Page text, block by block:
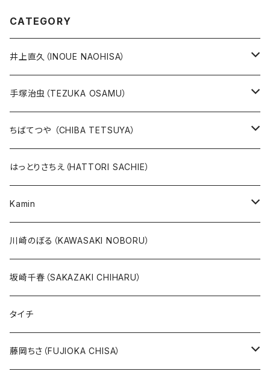
CATEGORY
井上直久（INOUE NAOHISA）
人気作品TOP10
版画
10万未満
20万未満
本、カレンダー
イバラード新作版画2026
手塚治虫（TEZUKA OSAMU）
版画
鉄腕アトム
ジャングル大帝
その他
人気作品TOP10
ちばてつや （CHIBA TETSUYA）
版画
あしたのジョー
その他
人気作品TOP5
はっとりさちえ（HATTORI SACHIE）
Kamin
版画
川崎のぼる（KAWASAKI NOBORU）
坂崎千春（SAKAZAKI CHIHARU）
タイチ
藤岡ちさ（FUJIOKA CHISA）